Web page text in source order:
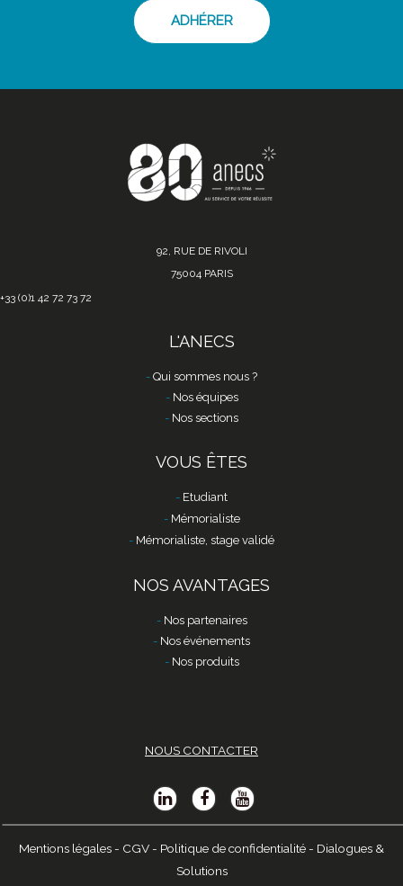
ADHÉRER
92, RUE DE RIVOLI
75004 PARIS
+33 (0)1 42 72 73 72
L'ANECS
Qui sommes nous ?
Nos équipes
Nos sections
VOUS ÊTES
Etudiant
Mémorialiste
Mémorialiste, stage validé
NOS AVANTAGES
Nos partenaires
Nos événements
Nos produits
NOUS CONTACTER
Mentions légales - CGV - Politique de confidentialité - Dialogues &
Solutions